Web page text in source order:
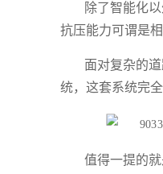
除了智能化
抗压能力可谓是
面对复杂的
统，这套系统完
值得一提的